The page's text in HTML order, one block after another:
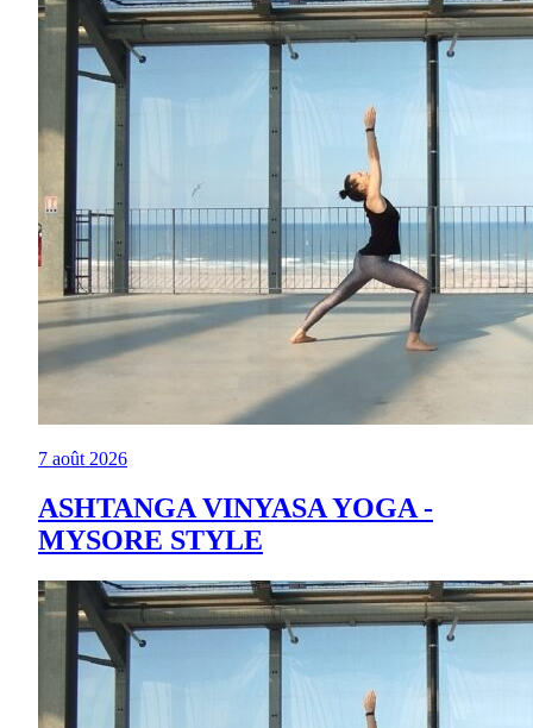
7 août 2026
ASHTANGA VINYASA YOGA -
MYSORE STYLE